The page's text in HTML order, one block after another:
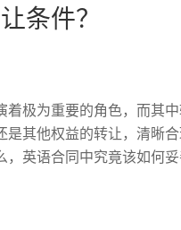
条件？
极为重要的角色，而其
其他权益的转让，清晰
英语合同中究竟该如何妥